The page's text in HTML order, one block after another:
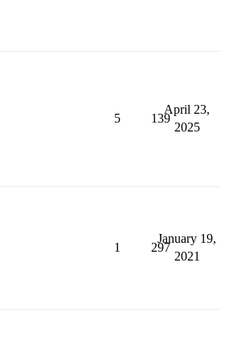
5 139
April 23,
2025
1 297
January 19,
2021